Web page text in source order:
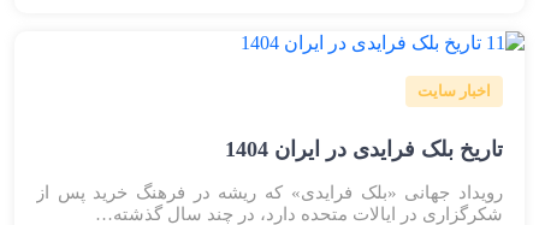
اخبار سایت
تاریخ بلک فرایدی در ایران 1404
رویداد جهانی «بلک فرایدی» که ریشه در فرهنگ خرید پس از
شکرگزاری در ایالات متحده دارد، در چند سال گذشته…